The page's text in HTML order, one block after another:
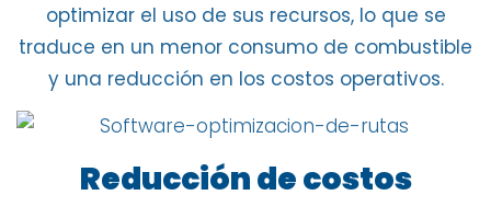
optimizar el uso de sus recursos, lo que se
traduce en un menor consumo de combustible
y una reducción en los costos operativos.
Reducción de costos